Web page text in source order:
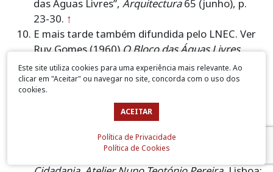
Este site utiliza cookies para uma experiência mais relevante. Ao
clicar em "Aceitar" ou navegar no site, concorda com o uso dos
cookies.
ACEITAR
Política de Privacidade
Política de Cookies
das Águas Livres”, Arquitectura65 (junho), p.
23-30. ↑
E mais tarde também difundida pelo LNEC. Ver
Ruy Gomes (1960)O Bloco das Águas Livres.
Apreciação crítica de edifícios. Memória 153.
Lisboa: LNEC.↑
Portas, N. (1985) “Rui Gomes engenheiro da
Jornal Arquitectos
(novembro), pp. 3.↑
Nuno Teotónio Pereira (2004) “Um testemunho
pessoal”, In Ana Tostões (coord.),